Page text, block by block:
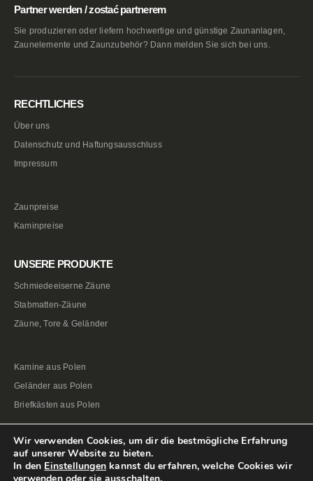
Partner werden / zostać partnerem
Sie produzieren oder liefern hochwertige und günstige Zaunanlagen,
Zaunelemente und Zaunzubehör? Dann melden Sie sich bei uns.
RECHTLICHES
Über uns
Datenschutz und Haftungsausschluss
Impressum
Zaunpreise
Kaminpreise
UNSERE PRODUKTE
Schmiedeeiserne Zäune
Stabmatten-Zäune
Zäune, Tore & Geländer
Kamine aus Polen
Geländer aus Polen
Briefkästen aus Polen
Wir verwenden Cookies, um dir die bestmögliche Erfahrung
auf unserer Website zu bieten.
In den Einstellungen kannst du erfahren, welche Cookies wir